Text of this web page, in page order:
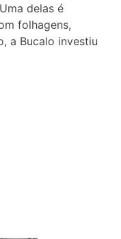
delas é
folhagens,
a Bucalo investiu